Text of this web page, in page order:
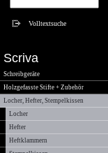
Scriva
Schreibgeräte
Holzgefasste Stifte + Zubehör
Locher, Hefter, Stempelkissen
Locher
Hefter
Heftklammern